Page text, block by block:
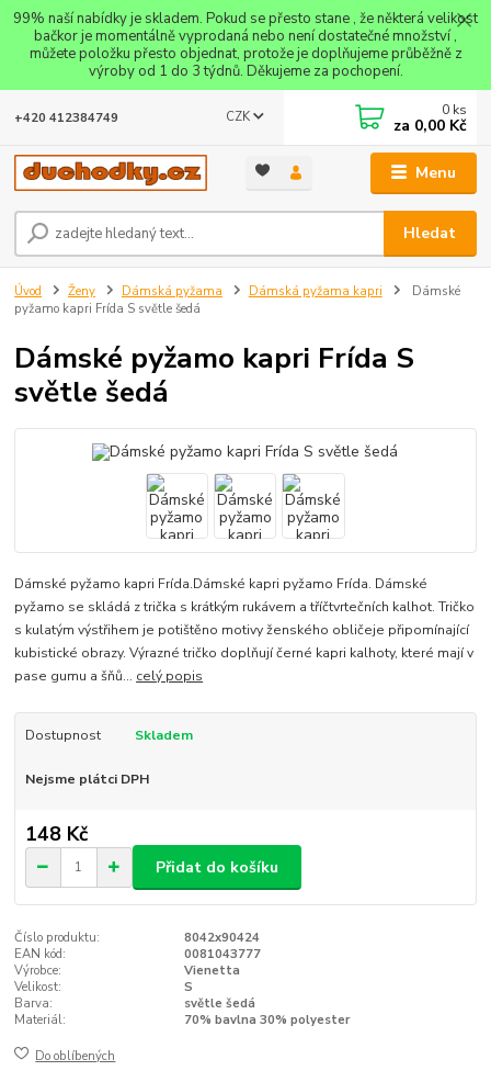
99% naší nabídky je skladem. Pokud se přesto stane , že některá velikost
bačkor je momentálně vyprodaná nebo není dostatečné množství ,
můžete položku přesto objednat, protože je doplňujeme průběžně z
výroby od 1 do 3 týdnů. Děkujeme za pochopení.
Menu
CZK
Hledat
+420 412384749 0 ks
za 0,00 Kč
Úvod Ženy Dámská pyžama Dámská pyžama kapri
Dámské
pyžamo kapri Frída S světle šedá
Dámské pyžamo kapri Frída S
světle šedá
Dámské pyžamo kapri Frída.Dámské kapri pyžamo Frída. Dámské
pyžamo se skládá z trička s krátkým rukávem a tříčtvrtečních kalhot. Tričko
s kulatým výstřihem je potištěno motivy ženského obličeje připomínající
kubistické obrazy. Výrazné tričko doplňují černé kapri kalhoty, které mají v
pase gumu a šňů... celý popis
Dostupnost Skladem
Nejsme plátci DPH
148 Kč
Přidat do košíku
Číslo produktu:
8042x90424
EAN kód:
0081043777
Výrobce:
Vienetta
Velikost:
S
Barva:
světle šedá
Materiál:
70% bavlna 30% polyester
Do oblíbených